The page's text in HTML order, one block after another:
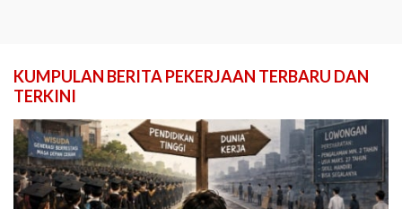
KUMPULAN BERITA PEKERJAAN TERBARU DAN
TERKINI